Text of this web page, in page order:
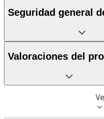
Seguridad general
Valoraciones del